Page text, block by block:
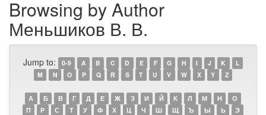
Browsing by Author
Меньшиков В. В.
Jump to: 0-9 A B C D E F G H I J K
L
M
N O P Q R S T U V W X Y Z
А Б В Г Д Е Ж З И Й К Л М Н
О
П
Р С Т У Ф Х Ц Ч Ш Щ Ъ Ы Ь
Э